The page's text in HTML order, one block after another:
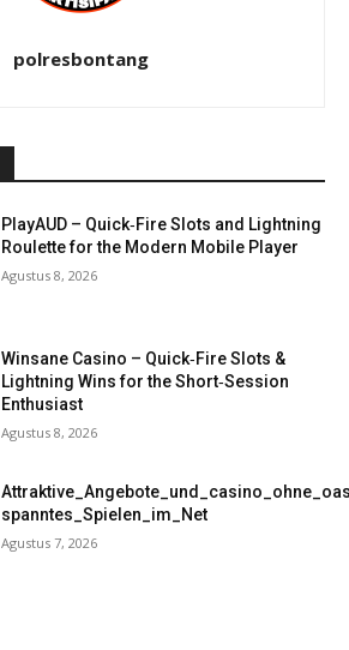
polresbontang
PlayAUD – Quick‑Fire Slots and Lightning
Roulette for the Modern Mobile Player
Agustus 8, 2026
Winsane Casino – Quick‑Fire Slots &
Lightning Wins for the Short‑Session
Enthusiast
Agustus 8, 2026
spanntes_Spielen_im_Net
Agustus 7, 2026